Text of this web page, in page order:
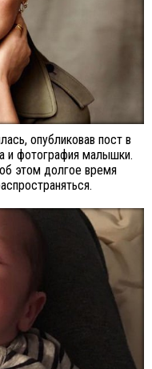
опубликовав пост в
и фотография малышки.
этом долгое время